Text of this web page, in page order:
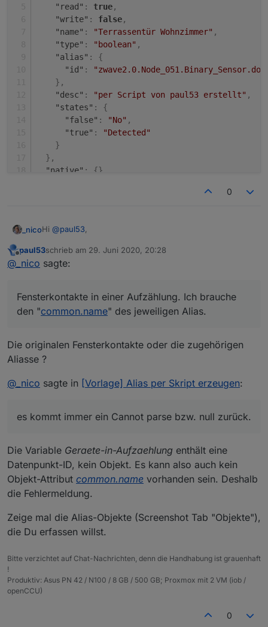
"read" : true,
"write" : false,
"name" : "Terrassentür Wohnzimmer" ,
"type" : "boolean" ,
"alias" :
{
"id" :
} ,
"desc" : "per Script von paul53 erstellt" ,
"states" :
{
"false" : "No" ,
"true" :
"Detected"
}
} ,
"native" : {}
"acl":
{
"object": 1636,
"state"
"owner"
}
}
0
_nicoHi @paul53,
du kannst mir sicher helfen!
Ich habe alle Fensterkontakte in einer Aufzählung. Ich
Cannot parsebzw.nullzurück.
{
  "type": "state",
  "common": {
    "role": "value",
    "read": true,
    "name": "Terrassentür Wohnzimmer",
    "type": "boolean",
    },
    "states": {
Offline
paul53schrieb am 29. Juni 2020, 20:28
zuletzt editiert von
@ _nico sagte:
Fensterkontakte in einer Aufzählung. Ich brauche
den "common.name" des jeweiligen Alias.
Die originalen Fensterkontakte oder die zugehörigen
Aliasse ?
@ _nico sagte in [Vorlage] Alias per Skript erzeugen:
es kommt immer ein Cannot parse bzw. null zurück.
Die Variable Geraete-in-Aufzaehlung enthält eine
Datenpunkt-ID, kein Objekt. Es kann also auch kein
Objekt-Attribut common.name vorhanden sein. Deshalb
die Fehlermeldung.
Zeige mal die Alias-Objekte (Screenshot Tab "Objekte"),
die Du erfassen willst.
Bitte verzichtet auf Chat-Nachrichten, denn die Handhabung ist grauenhaft
!
Produktiv: Asus PN 42 / N100 / 8 GB / 500 GB; Proxmox mit 2 VM (iob /
openCCU)
0